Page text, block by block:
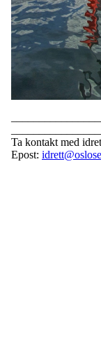
Ta kontakt med
Epost: